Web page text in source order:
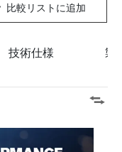
比較リストに追加
技術仕様 製